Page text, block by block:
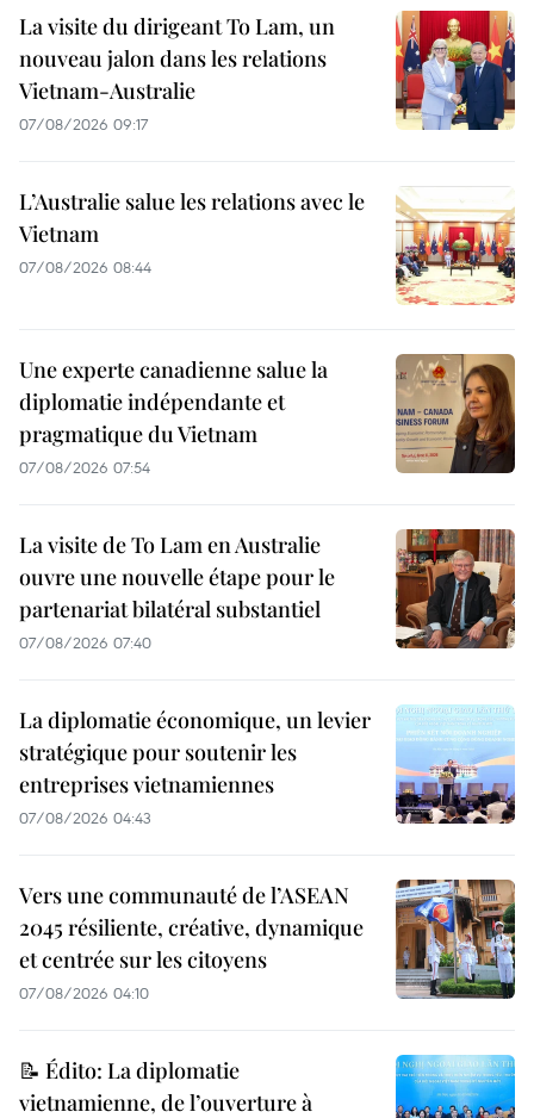
La visite du dirigeant To Lam, un
nouveau jalon dans les relations
Vietnam-Australie
07/08/2026 09:17
L’Australie salue les relations avec le
Vietnam
07/08/2026 08:44
Une experte canadienne salue la
diplomatie indépendante et
pragmatique du Vietnam
07/08/2026 07:54
La visite de To Lam en Australie
ouvre une nouvelle étape pour le
partenariat bilatéral substantiel
07/08/2026 07:40
La diplomatie économique, un levier
stratégique pour soutenir les
entreprises vietnamiennes
07/08/2026 04:43
Vers une communauté de l’ASEAN
2045 résiliente, créative, dynamique
et centrée sur les citoyens
07/08/2026 04:10
📝 Édito: La diplomatie
vietnamienne, de l’ouverture à